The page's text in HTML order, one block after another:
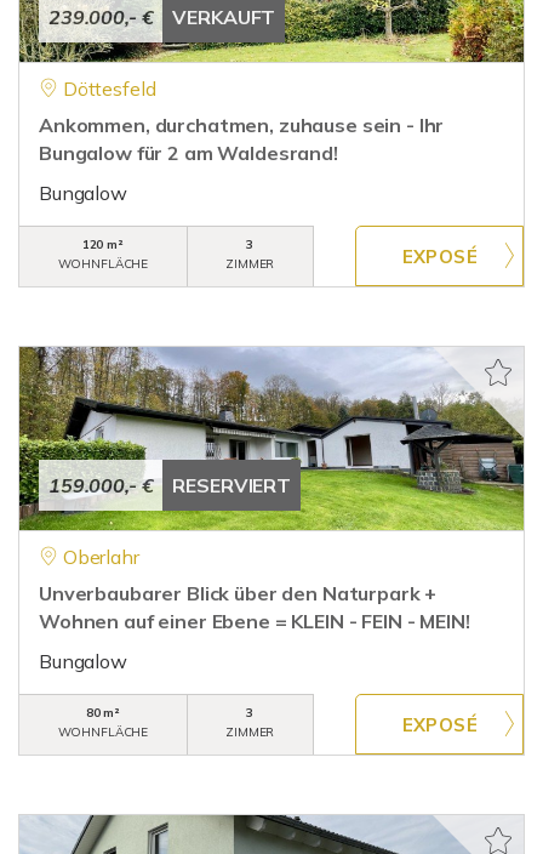
239.000,- € VERKAUFT
Döttesfeld
Ankommen, durchatmen, zuhause sein - Ihr
Bungalow für 2 am Waldesrand!
Bungalow
120 m²
WOHNFLÄCHE
3
ZIMMER
159.000,- € RESERVIERT
Oberlahr
Unverbaubarer Blick über den Naturpark +
Wohnen auf einer Ebene = KLEIN - FEIN - MEIN!
Bungalow
80 m²
WOHNFLÄCHE
3
ZIMMER